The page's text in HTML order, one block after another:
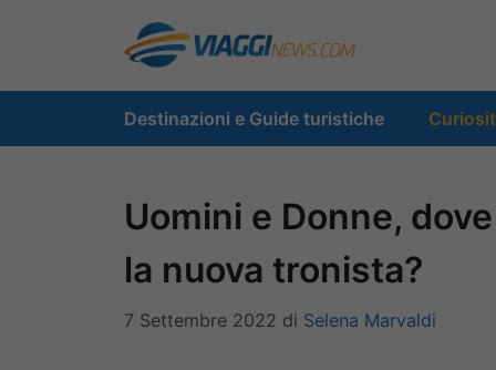
contenuto
Destinazioni e Guide turistiche
Uomini e Donne,
la nuova tronista?
7 Settembre 2022 di Selena Marvaldi